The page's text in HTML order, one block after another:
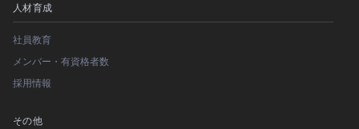
人材育成
社員教育
メンバー・有資格者数
採用情報
その他